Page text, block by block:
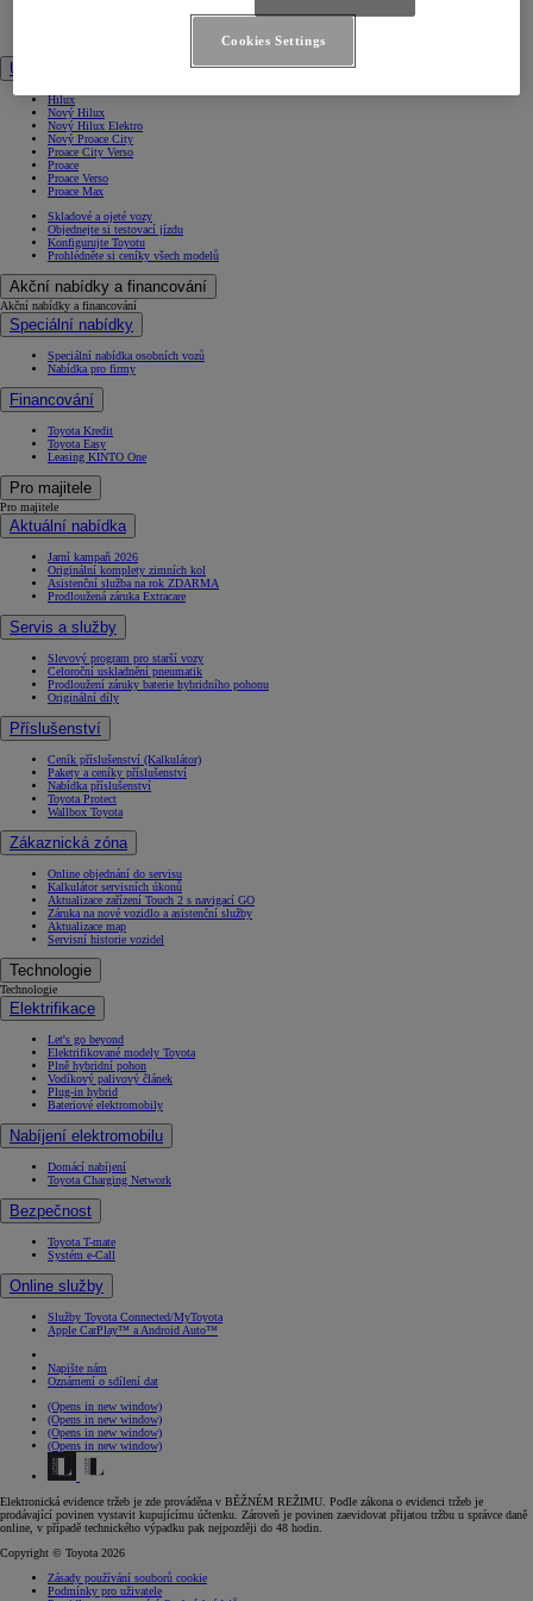
Užitkové vozy
Hilux
Nový Hilux
Nový Hilux Elektro
Nový Proace City
Proace City Verso
Proace
Proace Verso
Proace Max
Skladové a ojeté vozy
Objednejte si testovací jízdu
Konfigurujte Toyotu
Prohlédněte si ceníky všech modelů
Akční nabídky a financování
Akční nabídky a financování
Speciální nabídky
Speciální nabídka osobních vozů
Nabídka pro firmy
Financování
Toyota Kredit
Toyota Easy
Leasing KINTO One
Pro majitele
Pro majitele
Aktuální nabídka
Jarní kampaň 2026
Originální komplety zimních kol
Asistenční služba na rok ZDARMA
Prodloužená záruka Extracare
Servis a služby
Slevový program pro starší vozy
Celoroční uskladnění pneumatik
Prodloužení záruky baterie hybridního pohonu
Originální díly
Příslušenství
Ceník příslušenství (Kalkulátor)
Pakety a ceníky příslušenství
Nabídka příslušenství
Toyota Protect
Wallbox Toyota
Zákaznická zóna
Online objednání do servisu
Kalkulátor servisních úkonů
Aktualizace zařízení Touch 2 s navigací GO
Záruka na nové vozidlo a asistenční služby
Aktualizace map
Servisní historie vozidel
Technologie
Technologie
Elektrifikace
Let's go beyond
Elektrifikované modely Toyota
Plně hybridní pohon
Vodíkový palivový článek
Plug-in hybrid
Bateriové elektromobily
Nabíjení elektromobilu
Domácí nabíjení
Toyota Charging Network
Bezpečnost
Toyota T-mate
Systém e-Call
Online služby
Služby Toyota Connected/MyToyota
Apple CarPlay™ a Android Auto™
Napište nám
Oznámení o sdílení dat
(Opens in new window)
(Opens in new window)
(Opens in new window)
(Opens in new window)
Elektronická evidence tržeb je zde prováděna v BĚŽNÉM REŽIMU. Podle zákona o evidenci tržeb je
prodávající povinen vystavit kupujícímu účtenku. Zároveň je povinen zaevidovat přijatou tržbu u správce daně
online, v případě technického výpadku pak nejpozději do 48 hodin.
Copyright © Toyota 2026
Zásady používání souborů cookie
Podmínky pro uživatele
Cookies Settings